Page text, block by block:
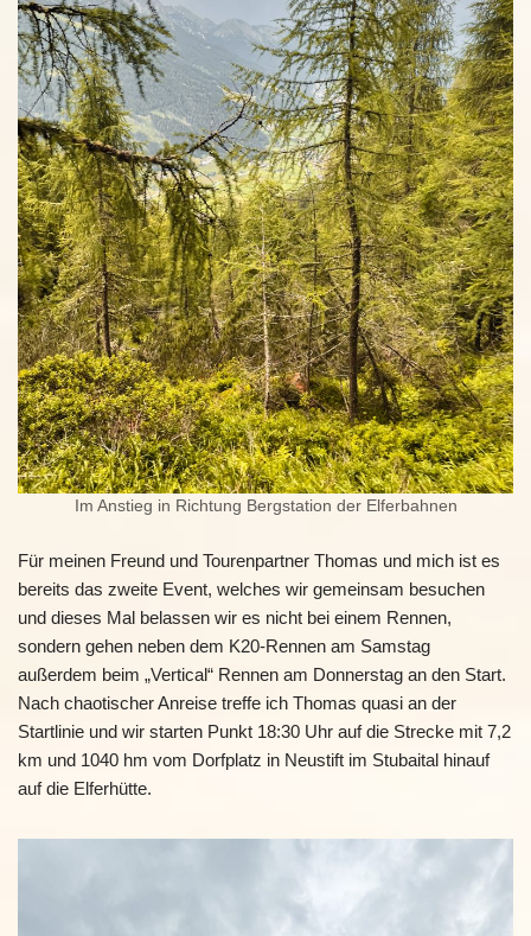
Im Anstieg in Richtung Bergstation der Elferbahnen
Für meinen Freund und Tourenpartner Thomas und mich ist es
bereits das zweite Event, welches wir gemeinsam besuchen
und dieses Mal belassen wir es nicht bei einem Rennen,
sondern gehen neben dem K20-Rennen am Samstag
außerdem beim „Vertical“ Rennen am Donnerstag an den Start.
Nach chaotischer Anreise treffe ich Thomas quasi an der
Startlinie und wir starten Punkt 18:30 Uhr auf die Strecke mit 7,2
km und 1040 hm vom Dorfplatz in Neustift im Stubaital hinauf
auf die Elferhütte.